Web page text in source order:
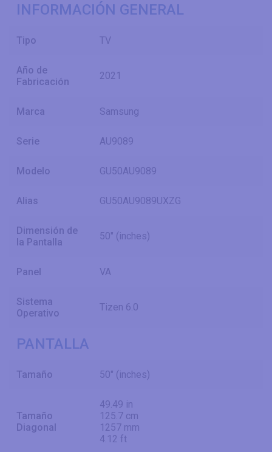
INFORMACIÓN GENERAL
Tipo TV
Año de
Fabricación
2021
Marca Samsung
Serie AU9089
Modelo GU50AU9089
Alias GU50AU9089UXZG
Dimensión de
la Pantalla
50" (inches)
Panel VA
Sistema
Operativo
Tizen 6.0
PANTALLA
Tamaño 50" (inches)
Tamaño
Diagonal
49.49 in
125.7 cm
1257 mm
4.12 ft